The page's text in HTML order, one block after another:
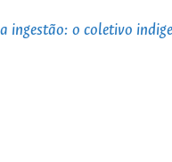
ingestão: o coletivo